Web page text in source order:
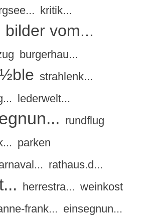
kritik...
bilder vom...
burgerhau...
strahlenk...
lederwelt...
rundflug
parken
rathaus.d...
herrestra... weinkost
frank... einsegnun...